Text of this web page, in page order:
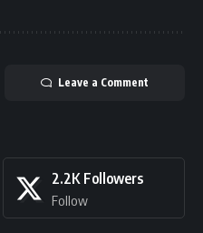
Leave a Comment
2.2K Followers
Follow